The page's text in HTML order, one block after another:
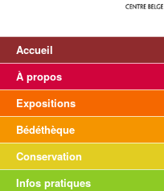
Accueil
À propos
Expositions
Bédéthèque
Conservation
Infos pratiques